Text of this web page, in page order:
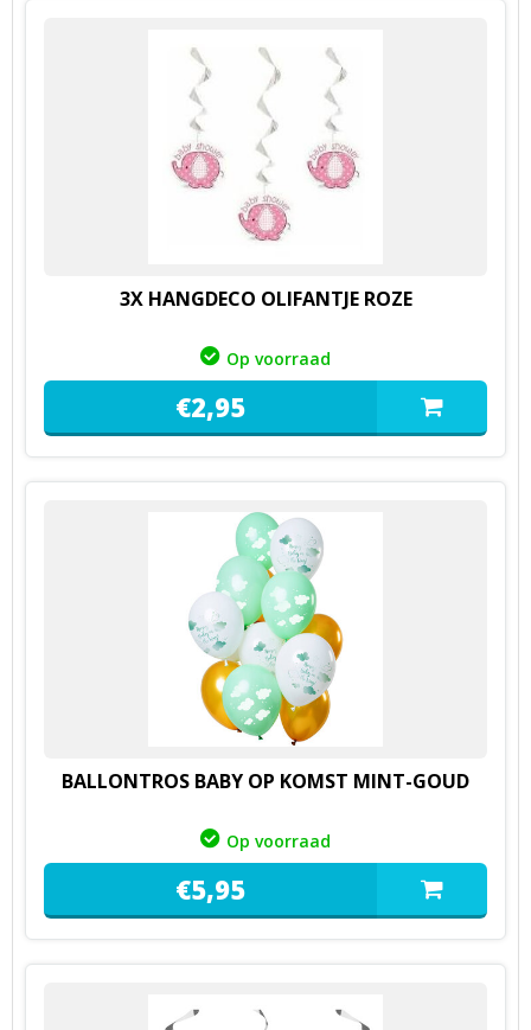
3X HANGDECO OLIFANTJE ROZE
Op voorraad
€2,95
BALLONTROS BABY OP KOMST MINT-GOUD
Op voorraad
€5,95